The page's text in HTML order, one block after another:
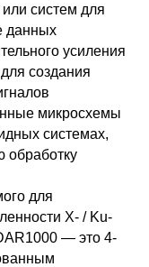
систем для
данных
усиления
создания
микросхемы
системах,
обработку
для
X- / Ku-
— это 4-